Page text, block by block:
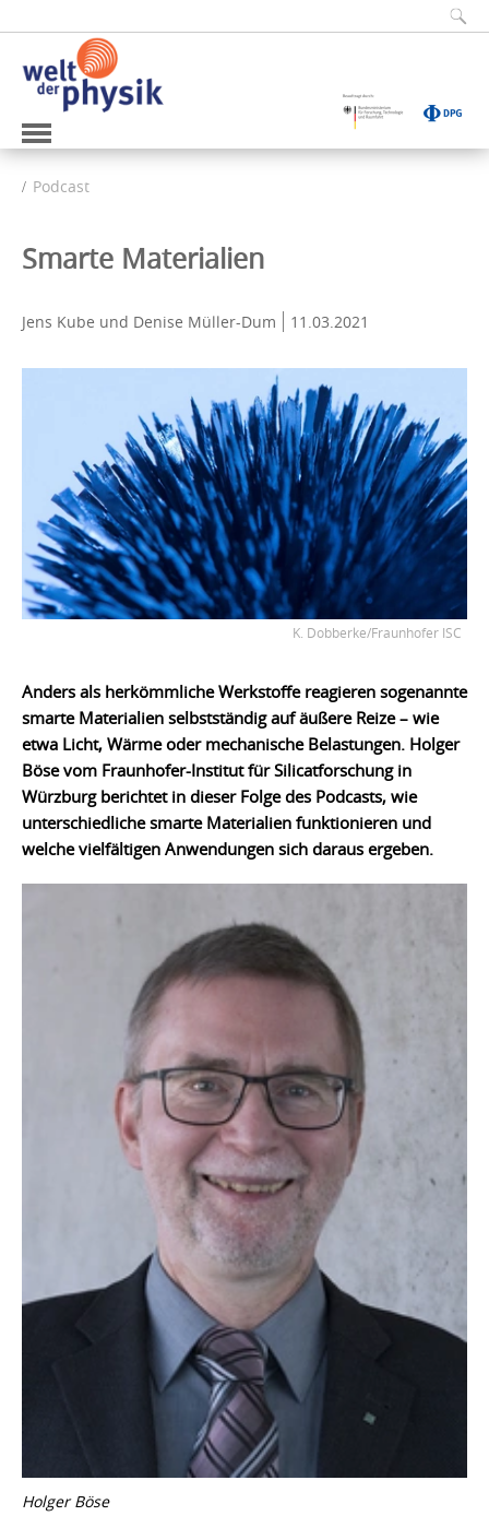
Podcast
Smarte Materialien
Jens Kube und Denise Müller-Dum 11.03.2021
K. Dobberke/Fraunhofer ISC
Anders als herkömmliche Werkstoffe reagieren sogenannte
smarte Materialien selbstständig auf äußere Reize – wie
etwa Licht, Wärme oder mechanische Belastungen. Holger
Böse vom Fraunhofer-Institut für Silicatforschung in
Würzburg berichtet in dieser Folge des Podcasts, wie
unterschiedliche smarte Materialien funktionieren und
welche vielfältigen Anwendungen sich daraus ergeben.
Holger Böse